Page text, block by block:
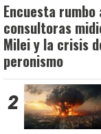
Encuesta
consultoras
Milei y la crisis
peronismo
2